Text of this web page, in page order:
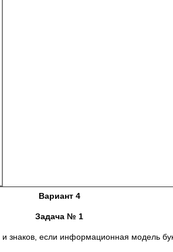
Вариант 4
Задача № 1
знаков, если информационная модель